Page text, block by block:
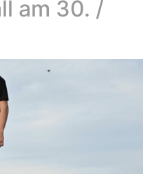
am 30. /